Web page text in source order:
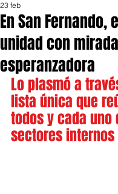
En San Fernando,
unidad con mirada
esperanzadora
23 feb
Lo plasmó a
lista única que
todos y cada uno
sectores internos